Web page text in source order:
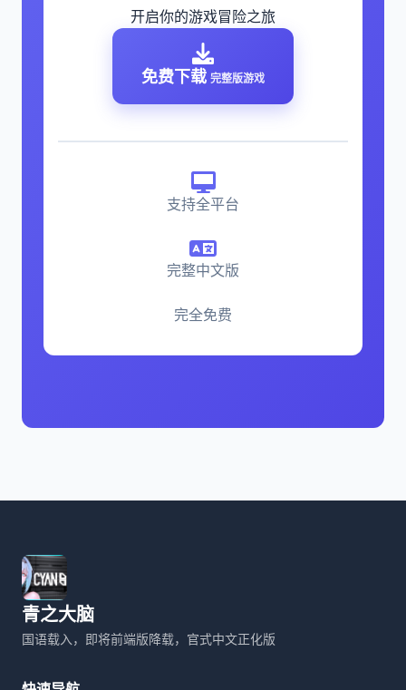
开启你的游戏冒险之旅
免费下载 完整版游戏
支持全平台
完整中文版
完全免费
青之大脑
国语载入，即将前端版降载，官式中文正化版